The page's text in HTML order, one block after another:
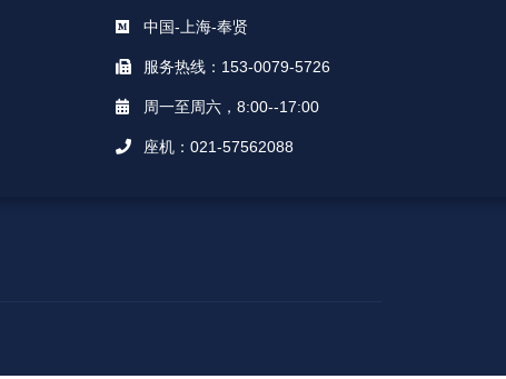
中国-上海-奉贤
服务热线：153-0079-5726
周一至周六，8:00--17:00
座机：021-57562088